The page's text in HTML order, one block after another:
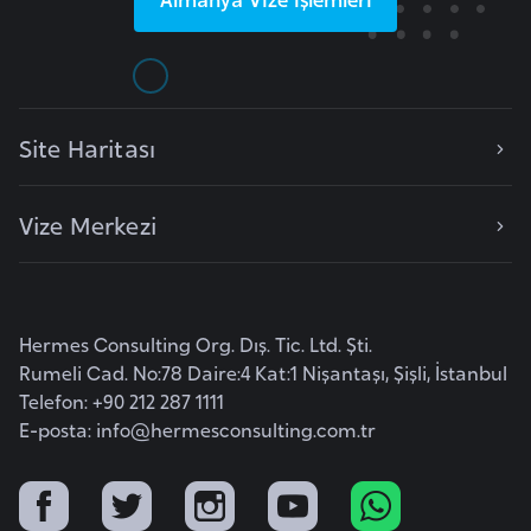
Site Haritası
Vize Merkezi
Hermes Consulting Org. Dış. Tic. Ltd. Şti.
Rumeli Cad. No:78 Daire:4 Kat:1 Nişantaşı, Şişli, İstanbul
Telefon: +90 212 287 1111
E-posta: info@hermesconsulting.com.tr
t
a
y
i
r
C